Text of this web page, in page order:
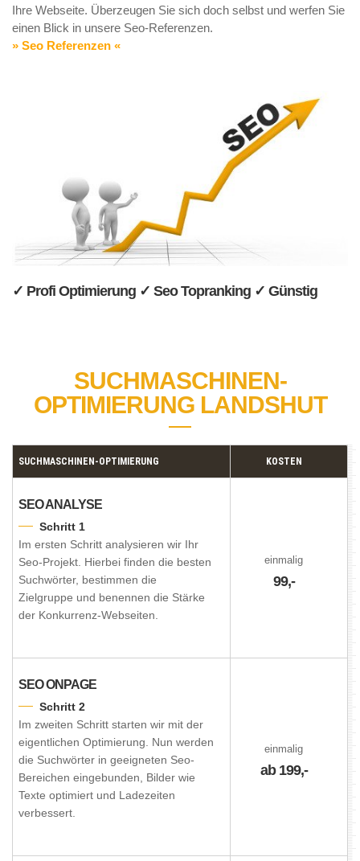
Ihre Webseite. Überzeugen Sie sich doch selbst und werfen Sie
einen Blick in unsere Seo-Referenzen.
» Seo Referenzen «
✓ Profi Optimierung ✓ Seo Topranking ✓ Günstig
SUCHMASCHINEN-
OPTIMIERUNG LANDSHUT
SUCHMASCHINEN-OPTIMIERUNG KOSTEN
SEO ANALYSE
Schritt 1
Im ersten Schritt analysieren wir Ihr
Seo-Projekt. Hierbei finden die besten
Suchwörter, bestimmen die
Zielgruppe und benennen die Stärke
der Konkurrenz-Webseiten.
einmalig
99,-
SEO ONPAGE
Schritt 2
Im zweiten Schritt starten wir mit der
eigentlichen Optimierung. Nun werden
die Suchwörter in geeigneten Seo-
Bereichen eingebunden, Bilder wie
Texte optimiert und Ladezeiten
verbessert.
einmalig
ab 199,-